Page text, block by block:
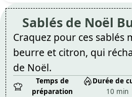
Sablés de Noël
Craquez pour ces sablés
beurre et citron, qui
de Noël.
Temps de
préparation
Durée de
10 min